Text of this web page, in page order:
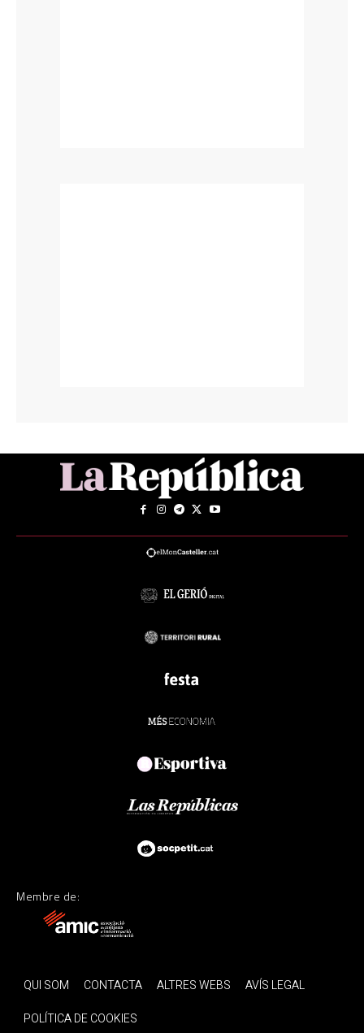
Membre de:
QUI SOM CONTACTA ALTRES WEBS
AVÍS LEGAL
POLÍTICA DE COOKIES